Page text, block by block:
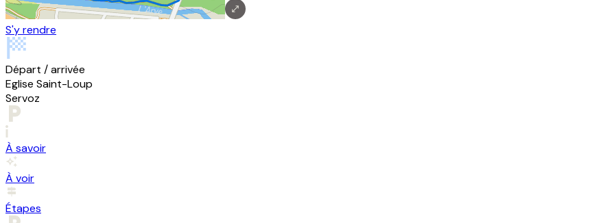
S'y rendre
Départ / arrivée
Eglise Saint-Loup
Servoz
À savoir
À voir
Étapes